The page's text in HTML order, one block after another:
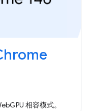
相容模式。